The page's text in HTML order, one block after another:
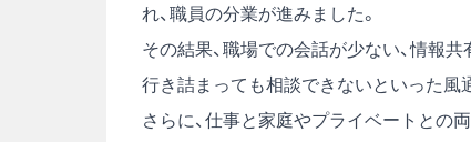
れ、職員の分業が進みました。
その結果、職場での会話が少ない、情報
行き詰まっても相談できないといった風
さらに、仕事と家庭やプライベートとの